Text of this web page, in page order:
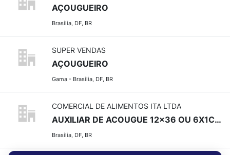
AÇOUGUEIRO
Brasília, DF, BR
SUPER VENDAS
AÇOUGUEIRO
Gama - Brasília, DF, BR
COMERCIAL DE ALIMENTOS ITA LTDA
AUXILIAR DE ACOUGUE 12x36 OU 6X1COM EXPERIENCIA - SALARIO 2.039,00+ 540,00 PREMIACAO+ PLANO DE SAUDE
Brasília, DF, BR